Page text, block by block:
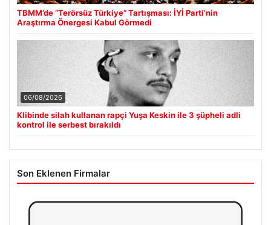
TBMM’de “Terörsüz Türkiye” Tartışması: İYİ Parti’nin
Araştırma Önergesi Kabul Görmedi
06/08/2026
Klibinde silah kullanan rapçi Yuşa Keskin ile 3 şüpheli adli
kontrol ile serbest bırakıldı
Son Eklenen Firmalar